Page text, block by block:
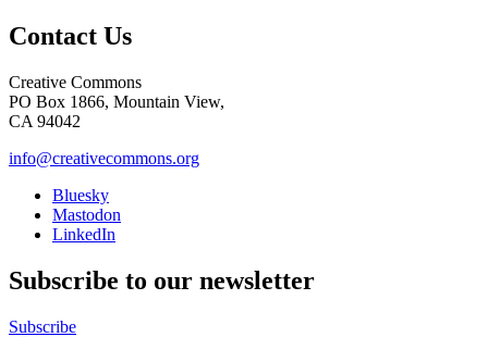
Contact Us
Creative Commons
PO Box 1866, Mountain View,
CA 94042
info@creativecommons.org
Bluesky
Mastodon
LinkedIn
Subscribe to our newsletter
Subscribe